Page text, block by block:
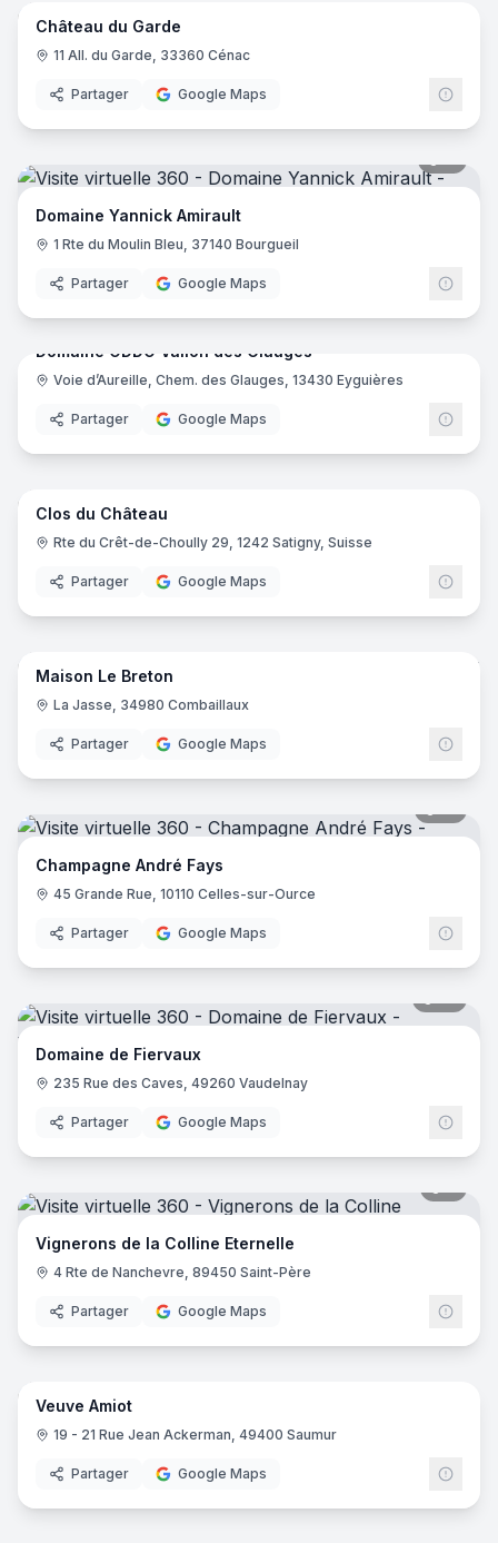
Château du Garde
11 All. du Garde, 33360 Cénac
Partager Google Maps
Domaine Yannick Amirault
1 Rte du Moulin Bleu, 37140 Bourgueil
Partager Google Maps
Domaine ODDO Vallon des Glauges
Voie d’Aureille, Chem. des Glauges, 13430 Eyguières
Partager Google Maps
14
Clos du Château
Rte du Crêt-de-Choully 29, 1242 Satigny, Suisse
Partager Google Maps
23
Maison Le Breton
La Jasse, 34980 Combaillaux
Partager Google Maps
Champagne André Fays
45 Grande Rue, 10110 Celles-sur-Ource
Partager Google Maps
Domaine de Fiervaux
235 Rue des Caves, 49260 Vaudelnay
Partager Google Maps
Vignerons de la Colline Eternelle
4 Rte de Nanchevre, 89450 Saint-Père
Partager Google Maps
9
Veuve Amiot
19 - 21 Rue Jean Ackerman, 49400 Saumur
Partager Google Maps
35